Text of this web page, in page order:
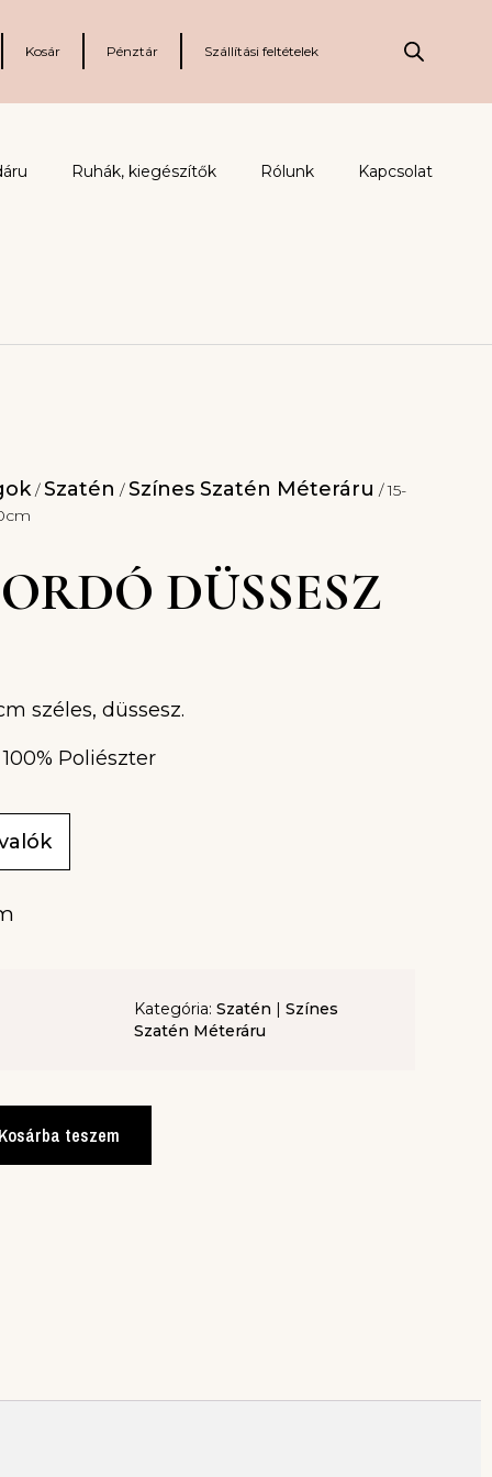
Kosár Pénztár Szállítási feltételek
Ruhák, kiegészítők Rólunk Kapcsolat
/Szatén /Színes Szatén Méteráru / 15-
DÜSSESZ
széles, düssesz.
Poliészter
Kategória: Szatén | Színes
Szatén Méteráru
teszem